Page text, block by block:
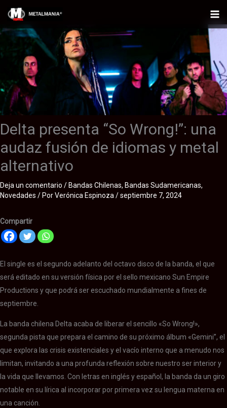
contenido
Delta presenta “So Wrong!”: una
audaz fusión de idiomas y metal
alternativo
Deja un comentario / Bandas Chilenas, Bandas Sudamericanas,
Novedades / PorVerónica Espinoza /septiembre 7, 2024
Compartir
El single es el segundo adelanto del octavo disco de la banda, el que
será editado en su versión física por el sello mexicano Sun Empire
Productions y que podrá ser escuchado mundialmente a fines de
septiembre.
La banda chilena Delta acaba de liberar el sencillo «So Wrong!»,
segunda pista que prepara el camino de su próximo álbum «Gemini”, el
que explora las crisis existenciales y el vacío interno que a menudo nos
limitan, invitando a una profunda reflexión sobre nuestro ser interior y
la vida que llevamos. Con letras en inglés y español, la banda da un giro
notable en su lírica al incorporar por primera vez su lengua materna en
una canción.